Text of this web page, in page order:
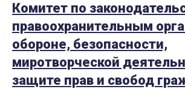
Комитет по
правоохранительным
обороне, безопасности,
миротворческой
защите прав и свобод